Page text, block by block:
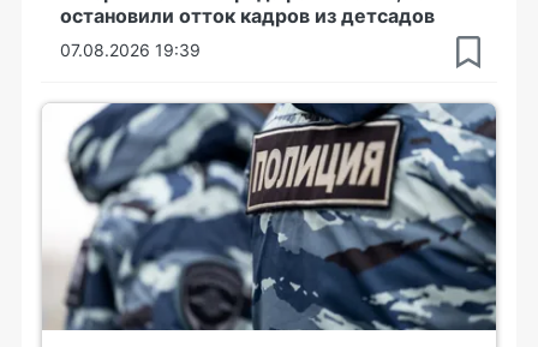
остановили отток кадров из детсадов
07.08.2026 19:39